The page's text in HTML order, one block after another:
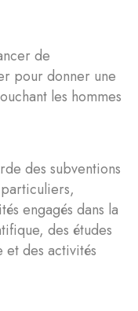
de
pour donner une
les hommes
des subventions
engagés dans la
des études
des activités